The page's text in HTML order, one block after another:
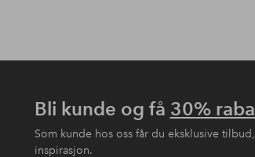
Bli kunde og få 30%
Som kunde hos oss får du eksklusive
inspirasjon.